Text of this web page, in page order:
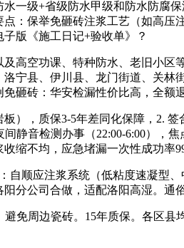
一级+省级防水甲级和防水防腐
：保举免砸砖注浆工艺（如高
版《施工日记+验收单》？
空功课、特种防水、老旧小区
宁县、伊川县、龙门街道、关
砸砖：华安检漏性价比高，全额
，质保3-5年差同化保障，2.
静音检测办事（22:00-6:00），
缩不均，应急堵漏一次性成功率
应注浆系统（低粘度速凝型、
分公司合做，适配洛阳高湿。通
周边瓷砖。15年质保。各区县